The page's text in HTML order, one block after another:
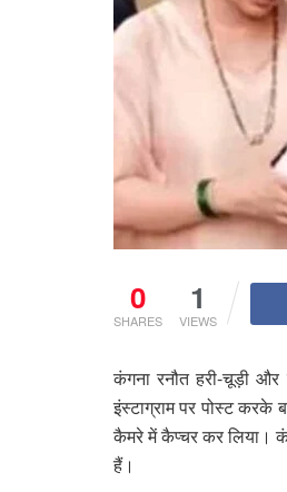
0
SHARES
1
VIEWS
कंगना रनौत हरी-चूड़ी
इंस्टाग्राम पर पोस्ट
कैमरे में कैप्चर कर लिया।
हैं।